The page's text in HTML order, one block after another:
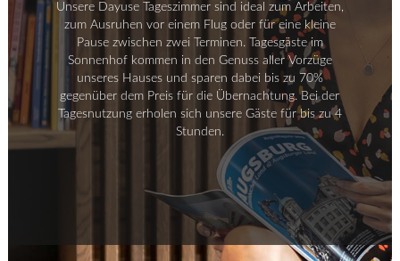
Unsere Dayuse Tageszimmer sind ideal zum Arbeiten,
zum Ausruhen vor einem Flug oder für eine kleine
Pause zwischen zwei Terminen. Tagesgäste im
Sonnenhof kommen in den Genuss aller Vorzüge
unseres Hauses und sparen dabei bis zu 70%
gegenüber dem Preis für die Übernachtung. Bei der
Tagesnutzung erholen sich unsere Gäste für bis zu 4
Stunden.